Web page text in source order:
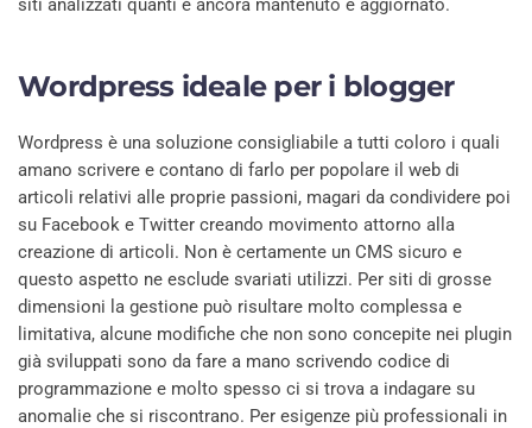
Wordpress ideale per i blogger
Wordpress è una soluzione consigliabile a tutti coloro i quali
amano scrivere e contano di farlo per popolare il web di
articoli relativi alle proprie passioni, magari da condividere poi
su Facebook e Twitter creando movimento attorno alla
creazione di articoli. Non è certamente un CMS sicuro e
questo aspetto ne esclude svariati utilizzi. Per siti di grosse
dimensioni la gestione può risultare molto complessa e
limitativa, alcune modifiche che non sono concepite nei plugin
già sviluppati sono da fare a mano scrivendo codice di
programmazione e molto spesso ci si trova a indagare su
anomalie che si riscontrano. Per esigenze più professionali in